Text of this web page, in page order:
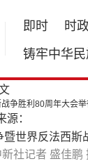
即时 时
铸牢中华
争胜利80周年大会
：
新社记者 盛佳鹏